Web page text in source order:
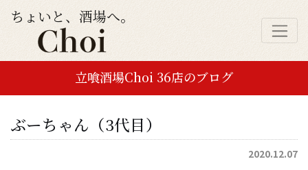
ちょいと、酒場へ。
立喰酒場Choi 36店のブログ
ぶーちゃん（3代目）
2020.12.07